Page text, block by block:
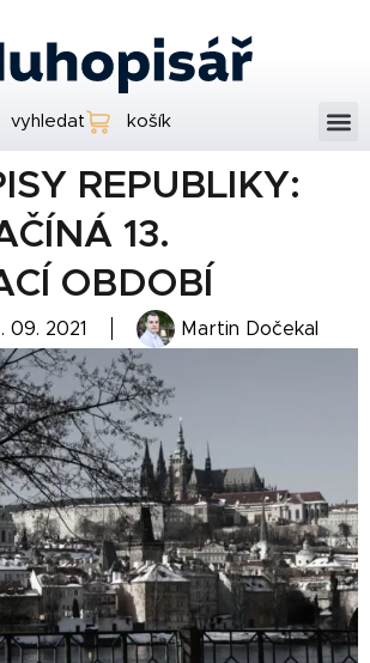
vyhledat košík
REPUBLIKY:
13.
OBDOBÍ
09. 2021 Martin Dočekal